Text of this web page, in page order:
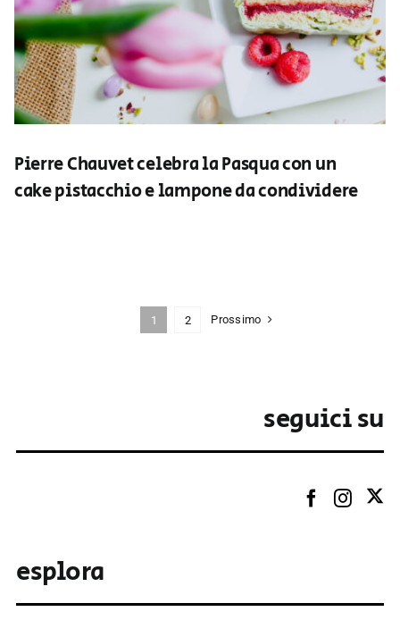
Pierre Chauvet celebra la Pasqua con un
cake pistacchio e lampone da condividere
1 2 Prossimo
seguici su
esplora